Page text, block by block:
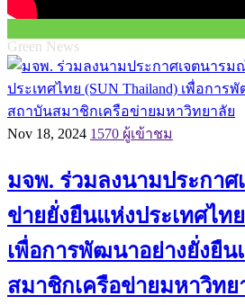
Green News
Nov 18, 2024 1570 ผู้เข้าชม
มจพ. ร่วมลงนามประกาศ
ข่ายยั่งยืนแห่งประเทศไท
เพื่อการพัฒนาอย่างยั่งยื
สมาชิกเครือข่ายมหาวิทย